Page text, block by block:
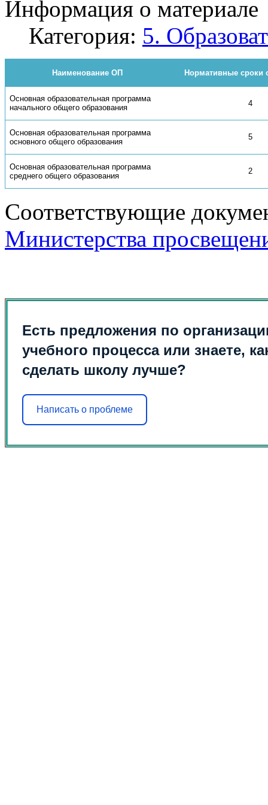
Информация о материале
Категория: 5.
Наименование ОП Нормативные сроки
Основная образовательная программа
начального общего образования
4
Основная образовательная программа
основного общего образования
5
Основная образовательная программа
среднего общего образования
2
Соответствующие
Министерства
Есть предложения по
учебного процесса или знаете,
сделать школу лучше?
Написать о проблеме